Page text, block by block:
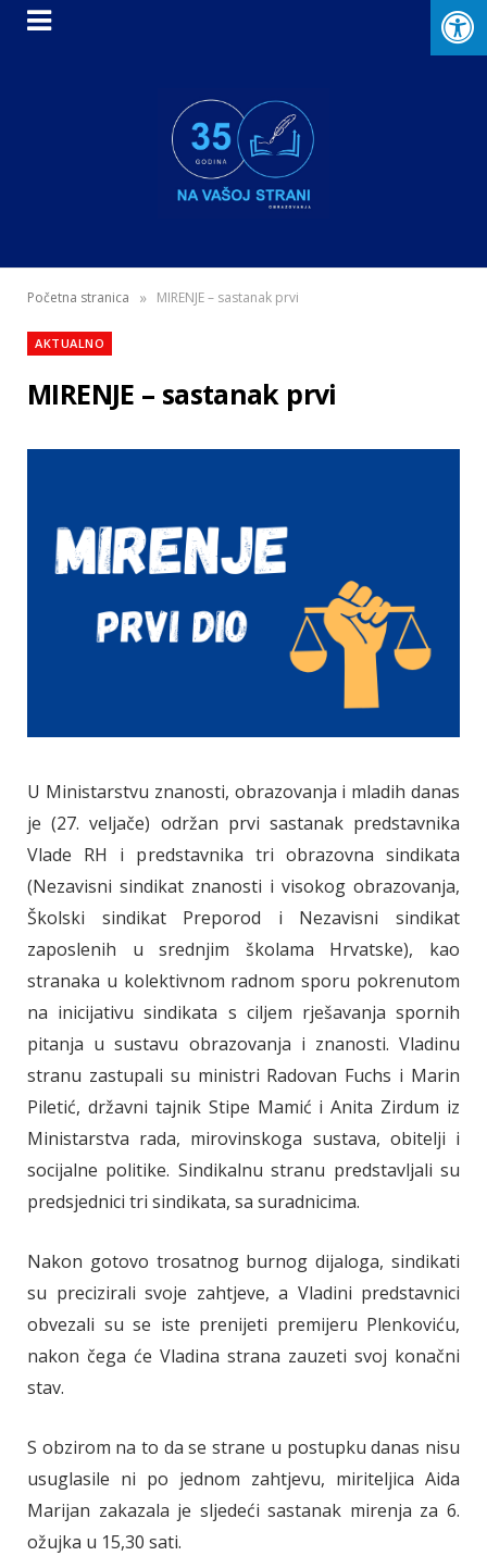
Početna stranica » MIRENJE – sastanak prvi
AKTUALNO
MIRENJE – sastanak prvi
U Ministarstvu znanosti, obrazovanja i mladih danas
je (27. veljače) održan prvi sastanak predstavnika
Vlade RH i predstavnika tri obrazovna sindikata
(Nezavisni sindikat znanosti i visokog obrazovanja,
Školski sindikat Preporod i Nezavisni sindikat
zaposlenih u srednjim školama Hrvatske), kao
stranaka u kolektivnom radnom sporu pokrenutom
na inicijativu sindikata s ciljem rješavanja spornih
pitanja u sustavu obrazovanja i znanosti. Vladinu
stranu zastupali su ministri Radovan Fuchs i Marin
Piletić, državni tajnik Stipe Mamić i Anita Zirdum iz
Ministarstva rada, mirovinskoga sustava, obitelji i
socijalne politike. Sindikalnu stranu predstavljali su
predsjednici tri sindikata, sa suradnicima.
Nakon gotovo trosatnog burnog dijaloga, sindikati
su precizirali svoje zahtjeve, a Vladini predstavnici
obvezali su se iste prenijeti premijeru Plenkoviću,
nakon čega će Vladina strana zauzeti svoj konačni
stav.
S obzirom na to da se strane u postupku danas nisu
usuglasile ni po jednom zahtjevu, miriteljica Aida
Marijan zakazala je sljedeći sastanak mirenja za 6.
ožujka u 15,30 sati.